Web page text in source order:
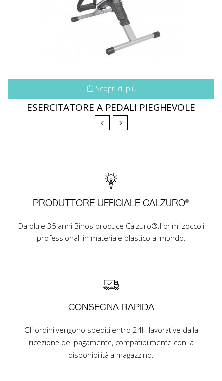
Scopri di più
ESERCITATORE A PEDALI PIEGHEVOLE
PRODUTTORE UFFICIALE CALZURO®
Da oltre 35 anni Bihos produce Calzuro®.I primi zoccoli
professionali in materiale plastico al mondo.
CONSEGNA RAPIDA
Gli ordini vengono spediti entro 24H lavorative dalla
ricezione del pagamento, compatibilmente con la
disponibilità a magazzino.